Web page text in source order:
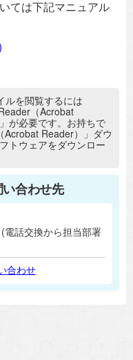
ては下記マニュアル
ルを閲覧するには
（Acrobat
が必要です。お持ちで
Reader）」ダウ
トウェアをダウンロー
合わせ先
電話交換から担当部署
合わせ